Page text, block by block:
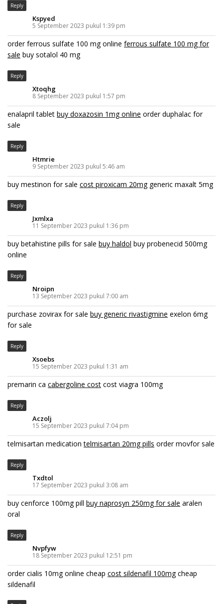
Reply
Kspyed
5 September 2023 pukul 1:39 pm
order ferrous sulfate 100 mg online ferrous sulfate 100 mg for
sale buy sotalol 40 mg
Reply
Xtoqhg
8 September 2023 pukul 1:57 pm
enalapril tablet buy doxazosin 1mg online order duphalac for
sale
Reply
Htmrie
9 September 2023 pukul 5:46 am
buy mestinon for sale cost piroxicam 20mggeneric maxalt 5mg
Reply
Jxmlxa
11 September 2023 pukul 1:36 pm
buy betahistine pills for sale buy haldol buy probenecid 500mg
online
Reply
Nroipn
13 September 2023 pukul 7:00 am
purchase zovirax for sale buy generic rivastigmine exelon 6mg
for sale
Reply
Xsoebs
15 September 2023 pukul 1:31 am
premarin ca cabergoline cost cost viagra 100mg
Reply
Aczolj
15 September 2023 pukul 7:04 pm
telmisartan medicationtelmisartan 20mg pills order movfor sale
Reply
Txdtol
17 September 2023 pukul 3:08 am
buy cenforce 100mg pill buy naprosyn 250mg for sale aralen
oral
Reply
Nvpfyw
18 September 2023 pukul 12:51 pm
order cialis 10mg online cheap cost sildenafil 100mgcheap
sildenafil